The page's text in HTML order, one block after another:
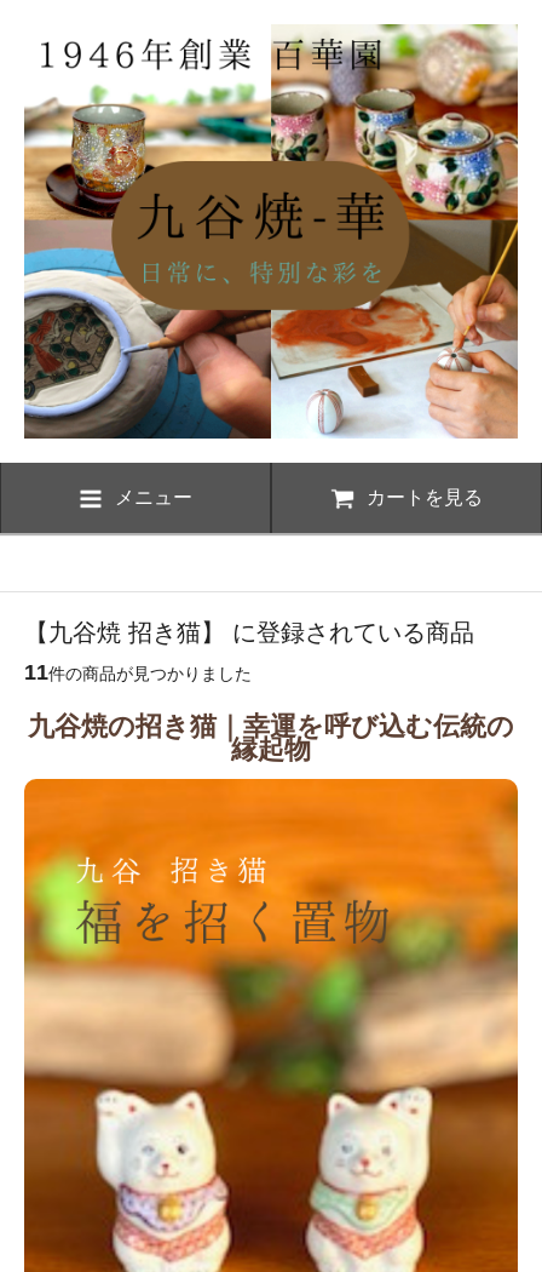
メニュー カートを見る
【九谷焼 招き猫】 に登録されている商品
11件の商品が見つかりました
九谷焼の招き猫｜幸運を呼び込む伝統の
縁起物